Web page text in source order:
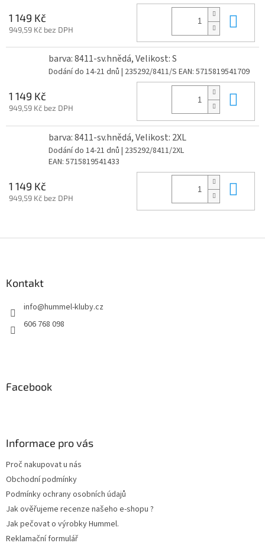
1 149 Kč
949,59 Kč bez DPH
barva: 8411-sv.hnědá, Velikost: S
Dodání do 14-21 dnů | 235292/8411/S EAN: 5715819541709
1 149 Kč
949,59 Kč bez DPH
barva: 8411-sv.hnědá, Velikost: 2XL
Dodání do 14-21 dnů | 235292/8411/2XL
EAN: 5715819541433
1 149 Kč
949,59 Kč bez DPH
Kontakt
info@hummel-kluby.cz
606 768 098
Facebook
Informace pro vás
Proč nakupovat u nás
Obchodní podmínky
Podmínky ochrany osobních údajů
Jak ověřujeme recenze našeho e-shopu ?
Jak pečovat o výrobky Hummel.
Reklamační formulář